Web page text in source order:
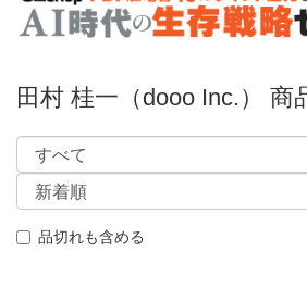
田村 桂一（dooo Inc.） 商
品切れも含める